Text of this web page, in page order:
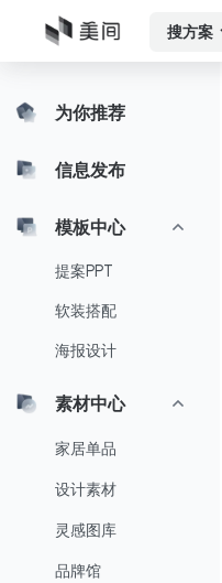
搜方案
为你推荐
信息发布
模板中心
提案PPT
软装搭配
海报设计
素材中心
家居单品
设计素材
灵感图库
品牌馆